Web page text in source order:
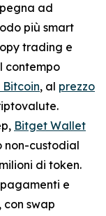
ad
più smart
trading e
contempo
Bitcoin, al prezzo
Bitget Wallet
non-custodial
di token.
e
swap